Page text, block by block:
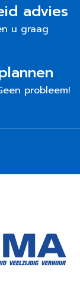
advies
u graag
probleem!